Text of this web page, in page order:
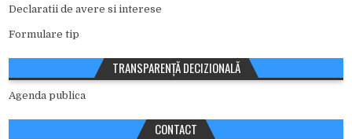
Declaratii de avere si interese
Formulare tip
TRANSPARENȚĂ DECIZIONALĂ
Agenda publica
CONTACT